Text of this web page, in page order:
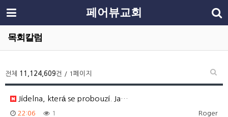
페어뷰교회
목회칼럼
전체 11,124,609건 / 1페이지
Jídelna, která se probouzí. Ja…
Roger
22:06 1